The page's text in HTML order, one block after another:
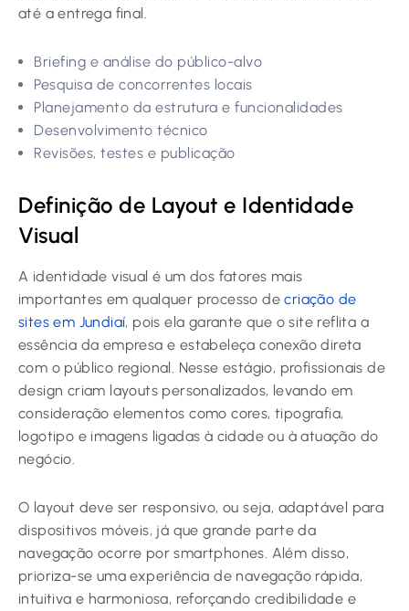
até a entrega final.
Briefing e análise do público-alvo
Pesquisa de concorrentes locais
Planejamento da estrutura e funcionalidades
Desenvolvimento técnico
Revisões, testes e publicação
Definição de Layout e Identidade
Visual
A identidade visual é um dos fatores mais
importantes em qualquer processo decriação de
sites em Jundiaí, pois ela garante que o site reflita a
essência da empresa e estabeleça conexão direta
com o público regional. Nesse estágio, profissionais de
design criam layouts personalizados, levando em
consideração elementos como cores, tipografia,
logotipo e imagens ligadas à cidade ou à atuação do
negócio.
O layout deve ser responsivo, ou seja, adaptável para
dispositivos móveis, já que grande parte da
navegação ocorre por smartphones. Além disso,
prioriza-se uma experiência de navegação rápida,
intuitiva e harmoniosa, reforçando credibilidade e